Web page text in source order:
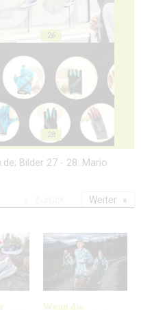
26
28
Bilder 27 - 28: Mario
Wenn die
Weiter